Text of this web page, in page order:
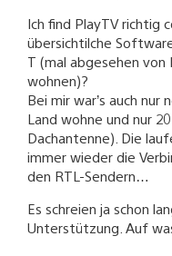
Ich find PlayTV richtig
übersichtilche
T (mal abgesehen
wohnen)?
Bei mir war’s auch nur
Land wohne und nur
Dachantenne). Die
immer wieder die
den RTL-Sendern…
Es schreien ja schon
Unterstützung. Auf